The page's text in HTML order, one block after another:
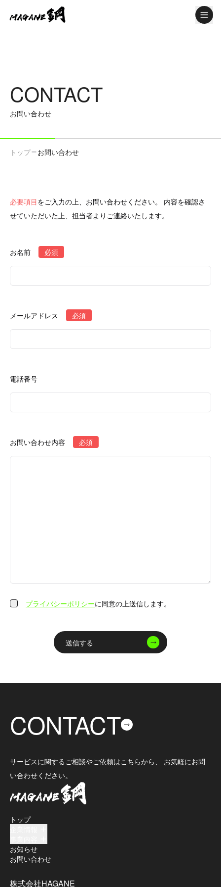
メニ
CONTACT
お問い合わせ
トップ お問い合わせ
必要項目をご入力の上、お問い合わせください。 内容を確認さ
せていただいた上、担当者よりご連絡いたします。
お名前 必須
メールアドレス 必須
電話番号
お問い合わせ内容 必須
プライバシーポリシーに同意の上送信します。
送信する
CONTACT
サービスに関するご相談やご依頼はこちらから、 お気軽にお問
い合わせください。
トップ
お知らせ
お問い合わせ
株式会社HAGANE